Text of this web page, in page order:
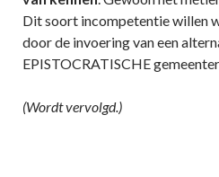
Dit soort incompetentie willen
door de invoering van een
EPISTOCRATISCHE
(Wordt vervolgd.)